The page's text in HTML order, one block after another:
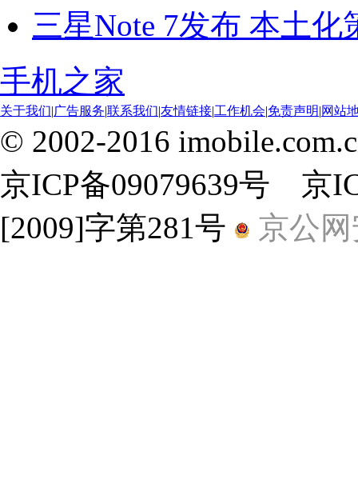
三星Note 7发布 本土化
手机之家
关于我们|广告服务|联系我们|友情链接|工作机会|免责声明|网站
© 2002-2016
京ICP备09079639号 京
[2009]字第281号
京公网